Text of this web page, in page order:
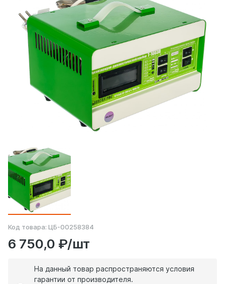
Код товара: ЦБ-00258384
6 750,0 ₽/шт
На данный товар распространяются условия
гарантии от производителя.